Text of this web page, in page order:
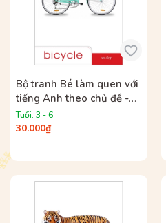
Bộ tranh Bé làm quen với
tiếng Anh theo chủ đề -
Chủ đề Giao thông
Tuổi: 3 - 6
30.000₫